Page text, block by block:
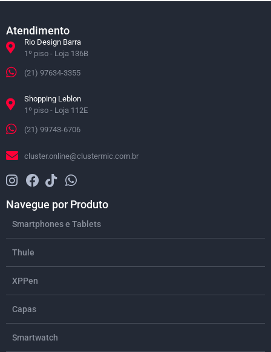
Atendimento
Rio Design Barra
1º piso - Loja 136B
(21) 97634-3355
Shopping Leblon
1º piso - Loja 112E
(21) 99743-6706
cluster.online@clustermic.com.br
Navegue por Produto
Smartphones e Tablets
Thule
XPPen
Capas
Smartwatch